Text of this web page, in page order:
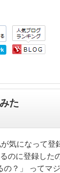
た
気になって登
のに登録し
？」 ってマ